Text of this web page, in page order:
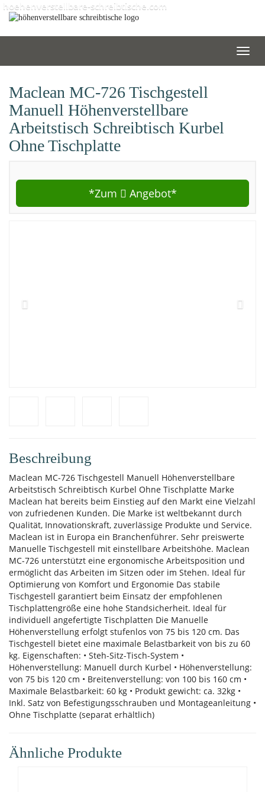
Skip
hoehenverstellbare-schreibtische.com
Maclean MC-726 Tischgestell
Manuell Höhenverstellbare
Arbeitstisch Schreibtisch Kurbel
Ohne Tischplatte
*Zum Angebot*
Beschreibung
Maclean MC-726 Tischgestell Manuell Höhenverstellbare
Arbeitstisch Schreibtisch Kurbel Ohne Tischplatte Marke
Maclean hat bereits beim Einstieg auf den Markt eine Vielzahl
von zufriedenen Kunden. Die Marke ist weltbekannt durch
Qualität, Innovationskraft, zuverlässige Produkte und Service.
Maclean ist in Europa ein Branchenführer. Sehr preiswerte
Manuelle Tischgestell mit einstellbare Arbeitshöhe. Maclean
MC-726 unterstützt eine ergonomische Arbeitsposition und
ermöglicht das Arbeiten im Sitzen oder im Stehen. Ideal für
Optimierung von Komfort und Ergonomie Das stabile
Tischgestell garantiert beim Einsatz der empfohlenen
Tischplattengröße eine hohe Standsicherheit. Ideal für
individuell angefertigte Tischplatten Die Manuelle
Höhenverstellung erfolgt stufenlos von 75 bis 120 cm. Das
Tischgestell bietet eine maximale Belastbarkeit von bis zu 60
kg. Eigenschaften: • Steh-Sitz-Tisch-System •
Höhenverstellung: Manuell durch Kurbel • Höhenverstellung:
von 75 bis 120 cm • Breitenverstellung: von 100 bis 160 cm •
Maximale Belastbarkeit: 60 kg • Produkt gewicht: ca. 32kg •
Inkl. Satz von Befestigungsschrauben und Montageanleitung •
Ohne Tischplatte (separat erhältlich)
Ähnliche Produkte